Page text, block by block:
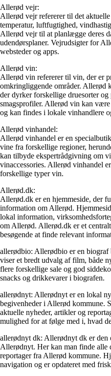
Allerød vejr:
Allerød vejr refererer til det
temperatur, luftfugtighed,
Allerød vejr til at planlægge deres
udendørsplaner. Vejrudsigter for
websteder og apps.
Allerød vin:
Allerød vin refererer til vin, der er
omkringliggende områder. Allerød
der dyrker forskellige druesorter
smagsprofiler. Allerød vin kan
og kan findes i lokale vinhandlere
Allerød vinhandel:
Allerød vinhandel er en
vine fra forskellige regioner,
kan tilbyde ekspertrådgivning om
vinaccessories. Allerød vinhandel
forskellige typer vin.
Allerød.dk:
Allerød.dk er en hjemmeside, der
information om Allerød.
lokal information,
om Allerød. Allerød.dk er et
besøgende at finde relevant
allerødbio: Allerødbio er en
viser et bredt udvalg af film, både
flere forskellige sale og god
snacks og drikkevarer i biografen.
allerødnyt: Allerødnyt er en lokal
begivenheder i Allerød kommune.
aktuelle nyheder, artikler og
mulighed for at følge med i, hvad
allerødnyt dk: Allerødnyt dk er den
Allerødnyt. Her kan man finde alle
reportager fra Allerød kommune.
navigation og er opdateret med